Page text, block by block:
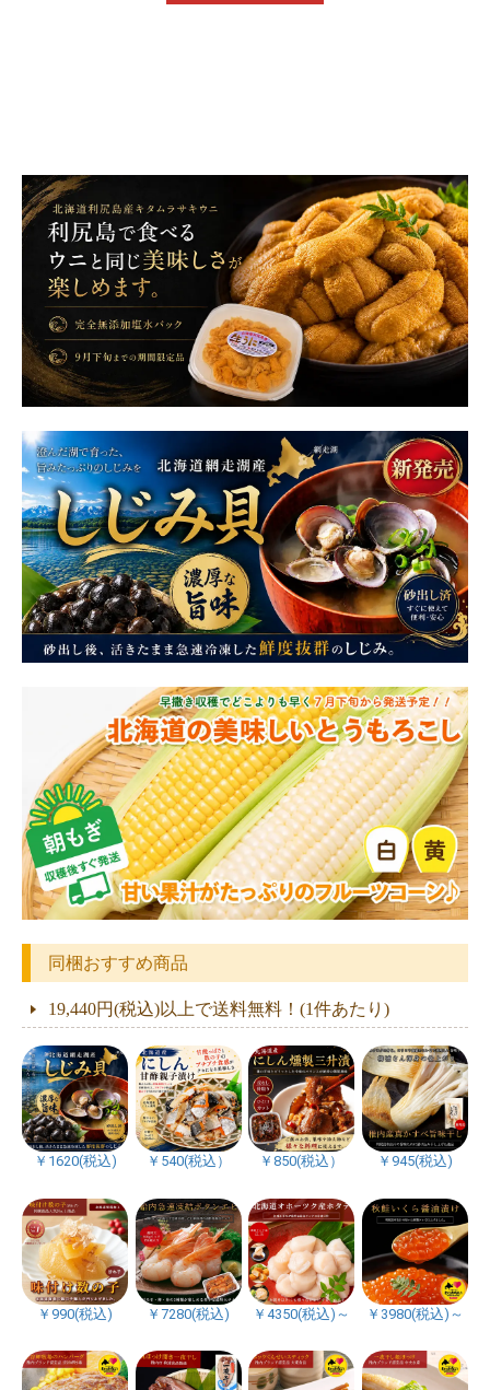
同梱おすすめ商品
19,440円(税込)以上で送料無料！(1件あたり)
￥1620(税込) ￥540(税込） ￥850(税込） ￥945(税込)
￥990(税込) ￥7280(税込) ￥4350(税込)～ ￥3980(税込)～